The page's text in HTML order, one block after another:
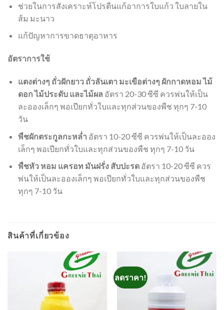
ช่วยในการสังเคราะห์โปรตีนแก้อาการใบแก้ว ใบลายใน
ส้ม มะนาว
แก้ปัญหาการขาดธาตุอาหาร
อัตราการใช้
แตงต่างๆ ถั่วฝักยาว ถั่วลันเตา มะเขือต่างๆ ผักกาดหอม ไม้
ดอก ไม้ประดับ และไม้ผล อัตรา 20-30 ซีซี ควรพ่นให้เป็น
ละอองเล็กๆ พอเปียกทั่วใบและทุกส่วนของพืช ทุกๆ 7-10
วัน
พืชผักตระกูลกะหล่ำ อัตรา 10-20 ซีซี ควรพ่นให้เป็นละออง
เล็กๆ พอเปียกทั่วใบและทุกส่วนของพืช ทุกๆ 7-10 วัน
พืชหัว หอม แครอท มันฝรั่ง สับปะรด อัตรา 10-20 ซีซี ควร
พ่นให้เป็นละอองเล็กๆ พอเปียกทั่วใบและทุกส่วนของพืช
ทุกๆ 7-10 วัน
สินค้าที่เกี่ยวข้อง
ลดราคา!